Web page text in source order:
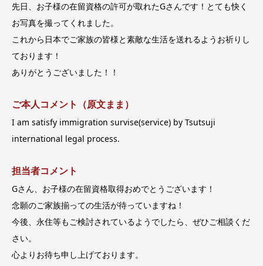
先日、お子様の在留資格の許可が取れたGさんです！とても快く
お写真を撮ってくれました。
これから日本でご家族の皆様と素敵な生活を送れるようお祈りし
ております！
ありがとうございました！！
ご本人コメント（原文まま）
I am satisfy immigration survise(service) by Tsutsuji
international legal process.
担当者コメント
Gさん、お子様の在留資格取得おめでとうございます！
念願のご家族揃っての生活が待っていますね！
今後、永住等もご検討されているようでしたら、ぜひご相談くだ
さい。
心よりお待ち申し上げております。